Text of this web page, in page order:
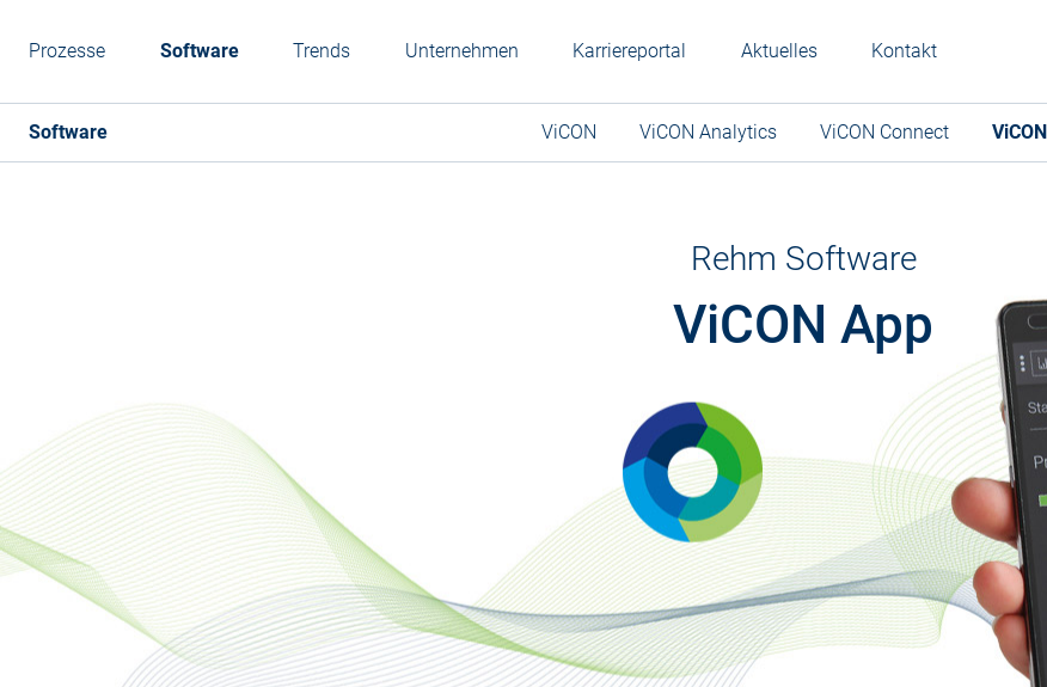
Prozesse Software Trends Unternehmen Karriereportal Aktuelles Kontakt
Software ViCON ViCON Analytics ViCON Connect
Rehm Software
ViCON App